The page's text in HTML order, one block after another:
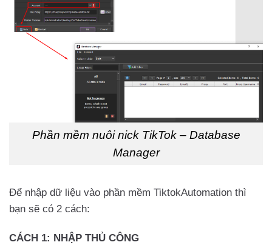
Phần mềm nuôi nick TikTok – Database
Manager
Để nhập dữ liệu vào phần mềm TiktokAutomation thì
bạn sẽ có 2 cách:
CÁCH 1: NHẬP THỦ CÔNG